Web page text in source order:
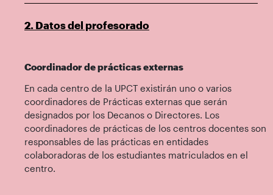
2. Datos del profesorado
Coordinador de prácticas externas
En cada centro de la UPCT existirán uno o varios
coordinadores de Prácticas externas que serán
designados por los Decanos o Directores. Los
coordinadores de prácticas de los centros docentes son
responsables de las prácticas en entidades
colaboradoras de los estudiantes matriculados en el
centro.